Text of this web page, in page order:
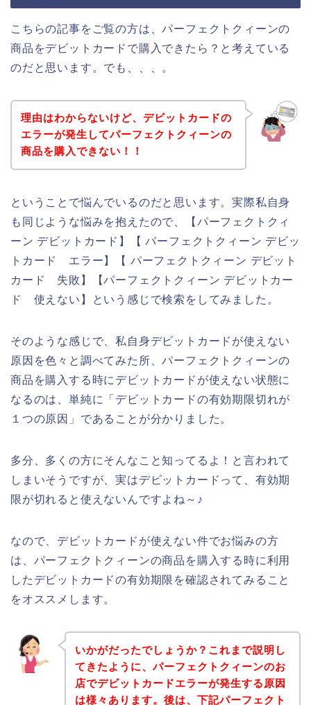
こちらの記事をご覧の方は、パーフェクトクィーンの
商品をデビットカードで購入できたら？と考えている
のだと思います。でも、、、。
理由はわからないけど、デビットカードの
エラーが発生してパーフェクトクィーンの
商品を購入できない！！
ということで悩んでいるのだと思います。実際私自身
も同じような悩みを抱えたので、【パーフェクトクィ
ーン デビットカード】【 パーフェクトクィーン デビッ
トカード エラー】【 パーフェクトクィーン デビット
カード 失敗】【パーフェクトクィーン デビットカー
ド 使えない】という感じで検索をしてみました。
そのような感じで、私自身デビットカードが使えない
原因を色々と調べてみた所、パーフェクトクィーンの
商品を購入する時にデビットカードが使えない状態に
なるのは、単純に「デビットカードの有効期限切れが
１つの原因」であることが分かりました。
多分、多くの方にそんなこと知ってるよ！と言われて
しまいそうですが、実はデビットカードって、有効期
限が切れると使えないんですよね～♪
なので、デビットカードが使えない件でお悩みの方
は、パーフェクトクィーンの商品を購入する時に利用
したデビットカードの有効期限を確認されてみること
をオススメします。
いかがだったでしょうか？これまで説明し
てきたように、パーフェクトクィーンのお
店でデビットカードエラーが発生する原因
は様々あります。後は、下記パーフェクト